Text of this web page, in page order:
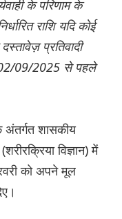
के परिणाम के
राशि यदि कोई
प्रतिवादी
02/09/2025 से पहले
अंतर्गत शासकीय
विज्ञान) में
को अपने मूल